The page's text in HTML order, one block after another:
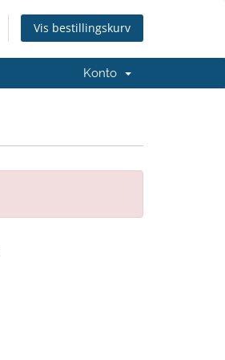
Vis bestillingskurv
Konto